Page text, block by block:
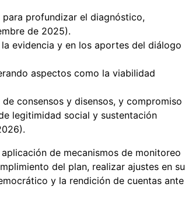
profundizar el diagnóstico,
de 2025).
evidencia y en los aportes del diálogo
aspectos como la viabilidad
consensos y disensos, y compromiso
legitimidad social y sustentación
de mecanismos de monitoreo
del plan, realizar ajustes en su
y la rendición de cuentas ante